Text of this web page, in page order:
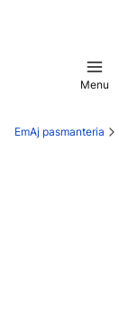
Menu
EmAj pasmanteria